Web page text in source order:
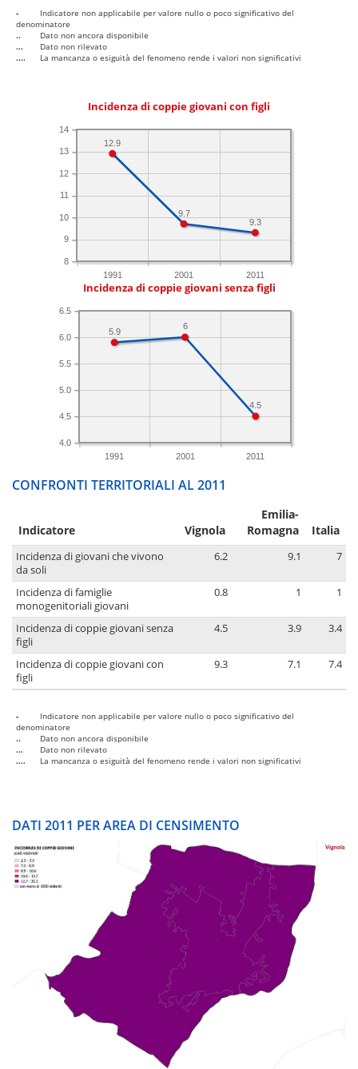
-
Indicatore non applicabile per valore nullo o poco significativo del
denominatore
..
Dato non ancora disponibile
...
Dato non rilevato
....
La mancanza o esiguità del fenomeno rende i valori non significativi
Incidenza di coppie giovani con figli
1991 2001 2011
8
9
10
11
12
13
14
9.3
9.7
12.9
Incidenza di coppie giovani senza figli
1991 2001 2011
4.0
4.5
5.0
5.5
6.0
6.5
4.5
6
5.9
CONFRONTI TERRITORIALI AL 2011
Indicatore Vignola
Emilia-
Romagna
Italia
Incidenza di giovani che vivono
da soli
6.2 9.1 7
Incidenza di famiglie
monogenitoriali giovani
0.8 1 1
Incidenza di coppie giovani senza
figli
4.5 3.9 3.4
Incidenza di coppie giovani con
figli
9.3 7.1 7.4
-
Indicatore non applicabile per valore nullo o poco significativo del
denominatore
..
Dato non ancora disponibile
...
Dato non rilevato
....
La mancanza o esiguità del fenomeno rende i valori non significativi
DATI 2011 PER AREA DI CENSIMENTO